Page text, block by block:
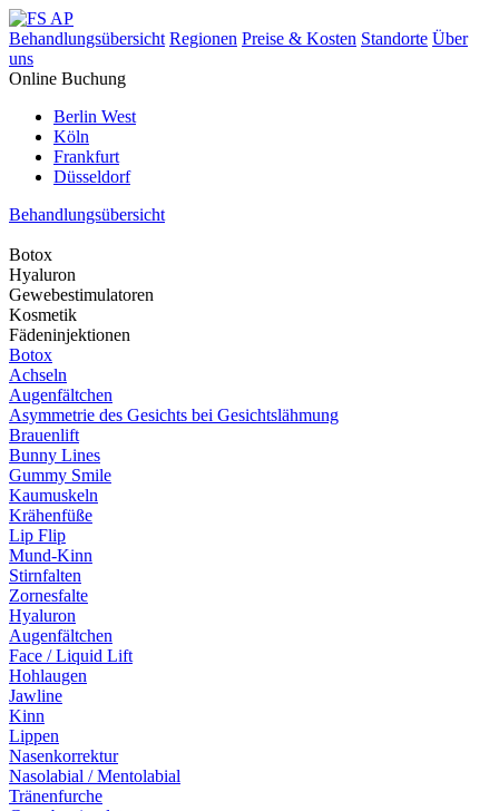
Behandlungsübersicht Regionen Preise & Kosten Standorte Über
uns
Online Buchung
Berlin West
Köln
Frankfurt
Düsseldorf
Behandlungsübersicht
Botox
Hyaluron
Gewebestimulatoren
Kosmetik
Fädeninjektionen
Botox
Achseln
Augenfältchen
Asymmetrie des Gesichts bei Gesichtslähmung
Brauenlift
Bunny Lines
Gummy Smile
Kaumuskeln
Krähenfüße
Lip Flip
Mund-Kinn
Stirnfalten
Zornesfalte
Hyaluron
Augenfältchen
Face / Liquid Lift
Hohlaugen
Jawline
Kinn
Lippen
Nasenkorrektur
Nasolabial / Mentolabial
Tränenfurche